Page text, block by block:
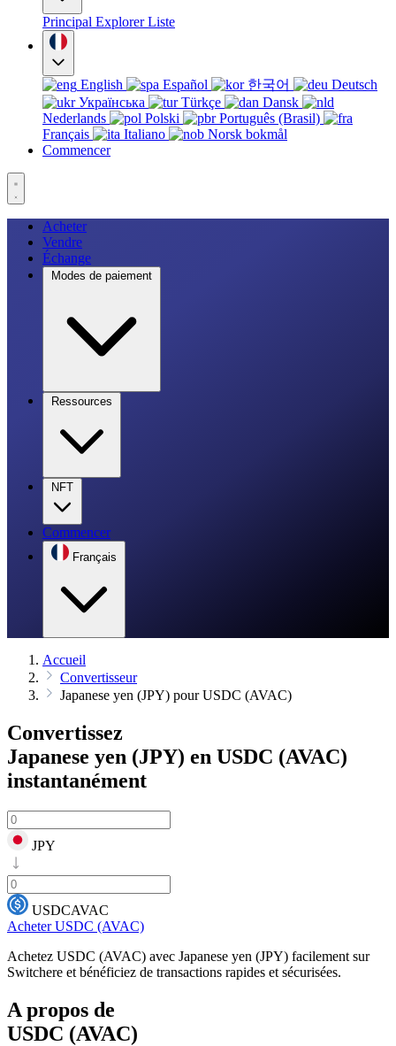
Principal ExplorerListe
English Español 한국어
Deutsch
Українська
Türkçe
Dansk
Nederlands
Polski
Português (Brasil)
Français
Italiano
Norsk bokmål
Commencer
Acheter
Vendre
Échange
Modes de paiement
Ressources
NFT
Commencer
Français
Accueil
Convertisseur
Japanese yen (JPY) pour USDC (AVAC)
Convertissez
Japanese yen (JPY) en USDC (AVAC)
instantanément
JPY
USDCAVAC
Acheter USDC (AVAC)
Achetez USDC (AVAC) avec Japanese yen (JPY) facilement sur
Switchere et bénéficiez de transactions rapides et sécurisées.
A propos de
USDC (AVAC)